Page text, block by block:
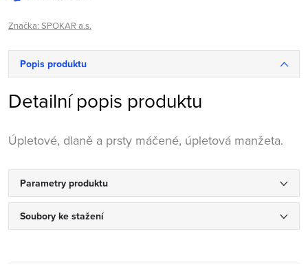
Značka: SPOKAR a.s.
Popis produktu
Detailní popis produktu
Úpletové, dlaně a prsty máčené, úpletová manžeta.
Parametry produktu
Soubory ke stažení